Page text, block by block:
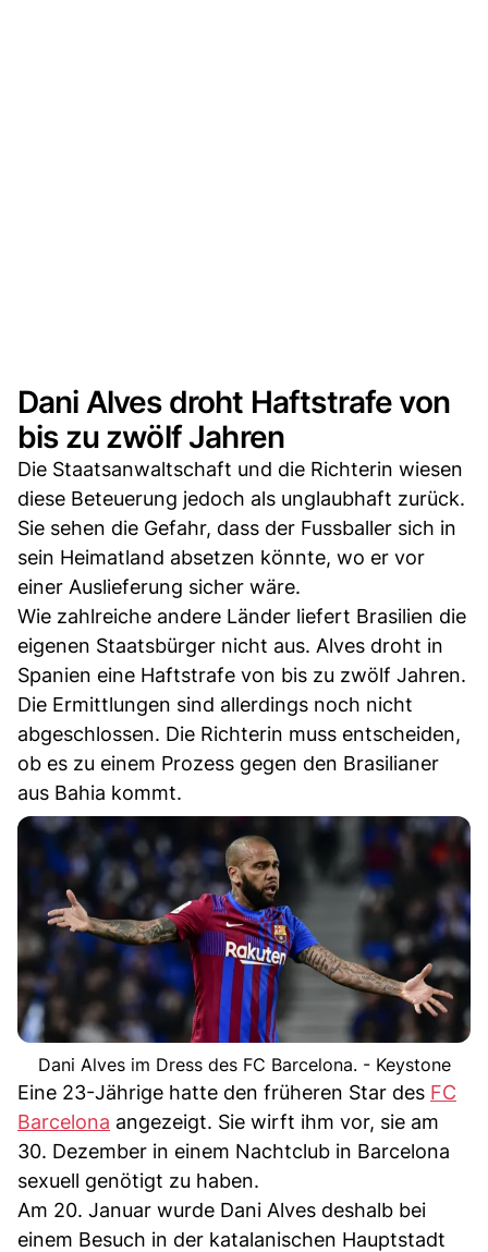
Dani Alves droht Haftstrafe von
bis zu zwölf Jahren
Die Staatsanwaltschaft und die Richterin wiesen
diese Beteuerung jedoch als unglaubhaft zurück.
Sie sehen die Gefahr, dass der Fussballer sich in
sein Heimatland absetzen könnte, wo er vor
einer Auslieferung sicher wäre.
Wie zahlreiche andere Länder liefert Brasilien die
eigenen Staatsbürger nicht aus. Alves droht in
Spanien eine Haftstrafe von bis zu zwölf Jahren.
Die Ermittlungen sind allerdings noch nicht
abgeschlossen. Die Richterin muss entscheiden,
ob es zu einem Prozess gegen den Brasilianer
aus Bahia kommt.
Dani Alves im Dress des FC Barcelona. - Keystone
Eine 23-Jährige hatte den früheren Star des FC
Barcelona angezeigt. Sie wirft ihm vor, sie am
30. Dezember in einem Nachtclub in Barcelona
sexuell genötigt zu haben.
Am 20. Januar wurde Dani Alves deshalb bei
einem Besuch in der katalanischen Hauptstadt